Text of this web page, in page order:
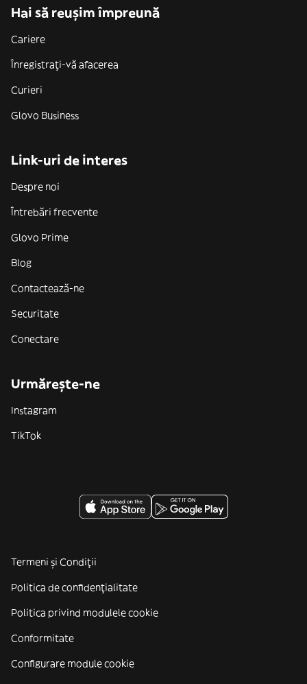
Hai să reușim împreună
Cariere
Înregistrați-vă afacerea
Curieri
Glovo Business
Link-uri de interes
Despre noi
Întrebări frecvente
Glovo Prime
Blog
Contactează-ne
Securitate
Conectare
Urmărește-ne
Instagram
TikTok
Termeni și Condiții
Politica de confidenţialitate
Politica privind modulele cookie
Conformitate
Configurare module cookie